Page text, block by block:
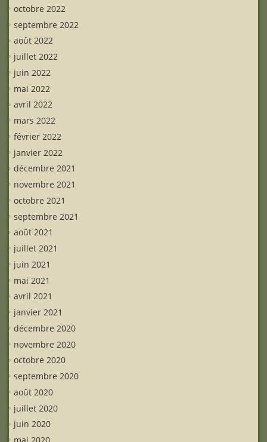
octobre 2022
septembre 2022
août 2022
juillet 2022
juin 2022
mai 2022
avril 2022
mars 2022
février 2022
janvier 2022
décembre 2021
novembre 2021
octobre 2021
septembre 2021
août 2021
juillet 2021
juin 2021
mai 2021
avril 2021
janvier 2021
décembre 2020
novembre 2020
octobre 2020
septembre 2020
août 2020
juillet 2020
juin 2020